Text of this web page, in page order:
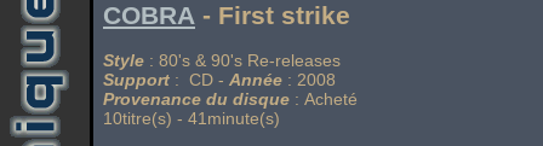
COBRA - First strike
Style : 80's & 90's Re-releases
Support : CD - Année : 2008
Provenance du disque : Acheté
10titre(s) - 41minute(s)